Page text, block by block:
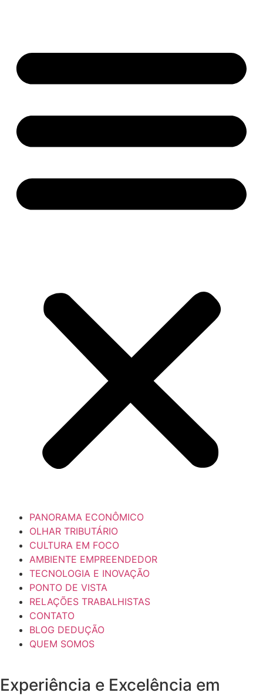
PANORAMA ECONÔMICO
OLHAR TRIBUTÁRIO
CULTURA EM FOCO
AMBIENTE EMPREENDEDOR
TECNOLOGIA E INOVAÇÃO
PONTO DE VISTA
RELAÇÕES TRABALHISTAS
CONTATO
BLOG DEDUÇÃO
QUEM SOMOS
Experiência e Excelência em